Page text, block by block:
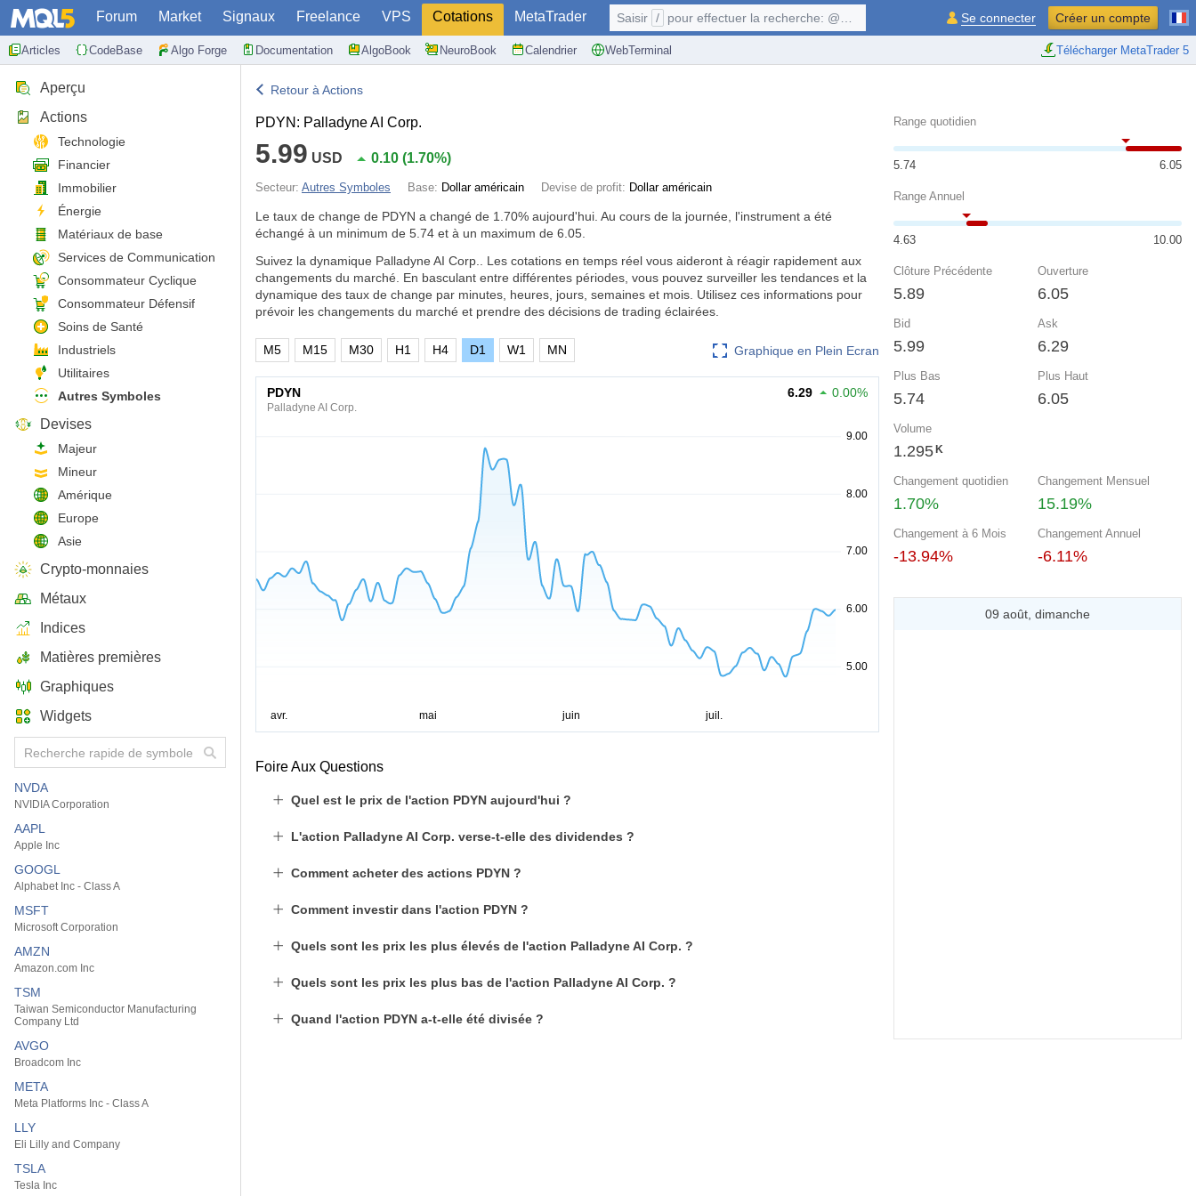
Forum Market Signaux Freelance VPS Cotations MetaTrader
Articles CodeBase Algo Forge Documentation AlgoBook NeuroBook Calendrier WebTerminal Télécharger MetaTrader 5
Saisir / pour effectuer la recherche: @user, $symbol, ... Se connecter Créer un compte
Aperçu
Actions
Technologie
Financier
Immobilier
Énergie
Matériaux de base
Services de Communication
Consommateur Cyclique
Consommateur Défensif
Soins de Santé
Industriels
Utilitaires
Autres Symboles
Devises
Majeur
Mineur
Amérique
Europe
Asie
Crypto-monnaies
Métaux
Indices
Matières premières
Graphiques
Widgets
NVDA
NVIDIA Corporation
AAPL
Apple Inc
GOOGL
Alphabet Inc - Class A
MSFT
Microsoft Corporation
AMZN
Amazon.com Inc
TSM
Taiwan Semiconductor Manufacturing
Company Ltd
AVGO
Broadcom Inc
META
Meta Platforms Inc - Class A
LLY
Eli Lilly and Company
TSLA
Tesla Inc
Retour à Actions
PDYN: Palladyne AI Corp.
5.99 USD 0.10 (1.70%)
Secteur: Autres Symboles Base: Dollar américain Devise de profit: Dollar américain
Le taux de change de PDYN a changé de 1.70% aujourd'hui. Au cours de la journée, l'instrument a été
échangé à un minimum de 5.74 et à un maximum de 6.05.
Suivez la dynamique Palladyne AI Corp.. Les cotations en temps réel vous aideront à réagir rapidement aux
changements du marché. En basculant entre différentes périodes, vous pouvez surveiller les tendances et la
dynamique des taux de change par minutes, heures, jours, semaines et mois. Utilisez ces informations pour
prévoir les changements du marché et prendre des décisions de trading éclairées.
Graphique en Plein Ecran
M5 M15 M30 H1 H4 D1 W1 MN
PDYN
Palladyne AI Corp.
6.29 0.00%
Foire Aux Questions
Quel est le prix de l'action PDYN aujourd'hui ?
L'action Palladyne AI Corp. verse-t-elle des dividendes ?
Comment acheter des actions PDYN ?
Comment investir dans l'action PDYN ?
Quels sont les prix les plus élevés de l'action Palladyne AI Corp. ?
Quels sont les prix les plus bas de l'action Palladyne AI Corp. ?
Quand l'action PDYN a-t-elle été divisée ?
Range quotidien
5.74 6.05
Range Annuel
4.63 10.00
Clôture Précédente
5.89
Ouverture
6.05
Bid
5.99
Ask
6.29
Plus Bas
5.74
Plus Haut
6.05
Volume
1.295 K
Changement quotidien
1.70%
Changement Mensuel
15.19%
Changement à 6 Mois
-13.94%
Changement Annuel
-6.11%
09 août, dimanche